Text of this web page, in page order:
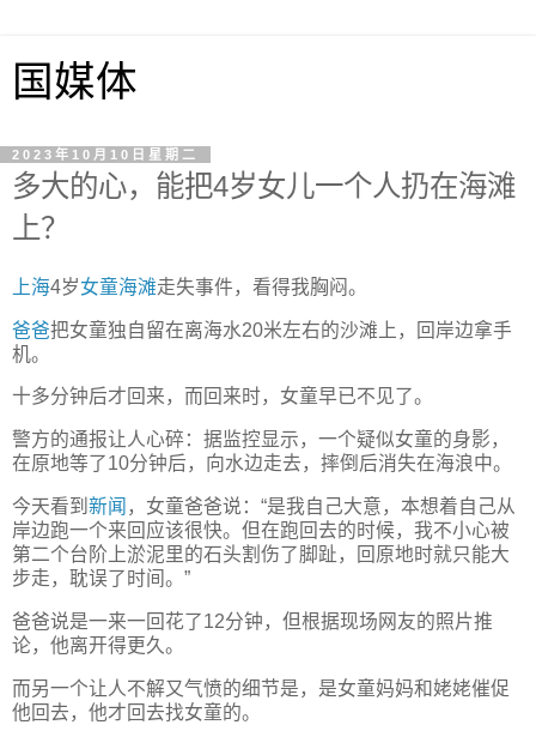
国媒体
2023年10月10日星期二
多大的心，能把4岁女儿一个人扔在海滩
上？
上海4岁女童海滩走失事件，看得我胸闷。
爸爸把女童独自留在离海水20米左右的沙滩上，回岸边拿手
机。
十多分钟后才回来，而回来时，女童早已不见了。
警方的通报让人心碎：据监控显示，一个疑似女童的身影，
在原地等了10分钟后，向水边走去，摔倒后消失在海浪中。
今天看到 新闻 ，女童爸爸说：“是我自己大意，本想着自己从
岸边跑一个来回应该很快。但在跑回去的时候，我不小心被
第二个台阶上淤泥里的石头割伤了脚趾，回原地时就只能大
步走，耽误了时间。”
爸爸说是一来一回花了12分钟，但根据现场网友的照片推
论，他离开得更久。
而另一个让人不解又气愤的细节是，是女童妈妈和姥姥催促
他回去，他才回去找女童的。